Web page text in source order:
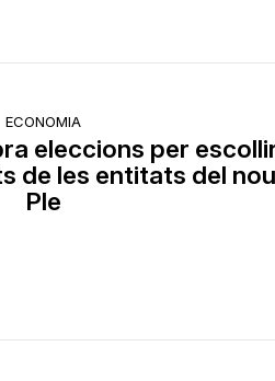
ECONOMIA
eleccions per
de les entitats del nou
Ple